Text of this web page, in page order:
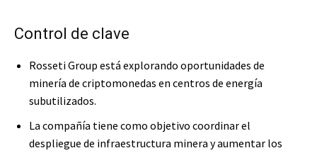
Control de clave
Rosseti Group está explorando oportunidades de
minería de criptomonedas en centros de energía
subutilizados.
La compañía tiene como objetivo coordinar el
despliegue de infraestructura minera y aumentar los